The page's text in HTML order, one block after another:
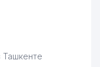
Ташкенте